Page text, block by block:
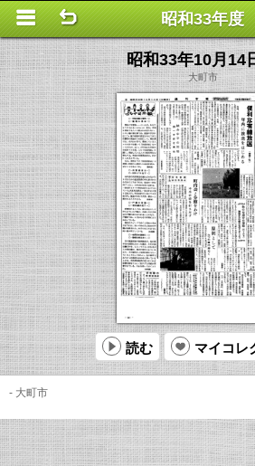
This is a completely basic popup,
昭和33年度
昭和33年10月14
大町市
読む マイコレ
- 大町市